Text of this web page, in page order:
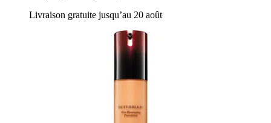
Livraison gratuite jusqu’au 20 août